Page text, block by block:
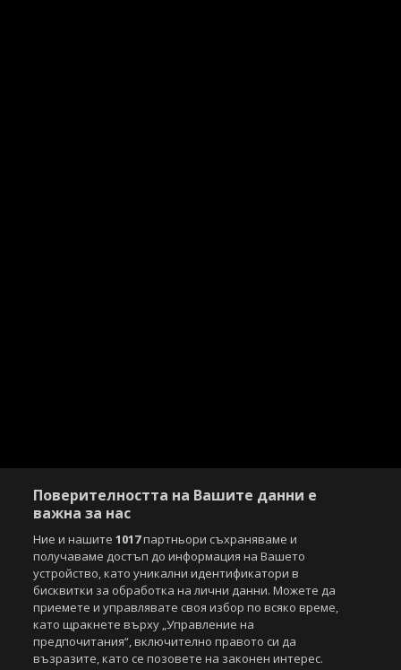
Поверителността на Вашите данни е
важна за нас
Ние и нашите1017партньори съхраняваме и
получаваме достъп до информация на Вашето
устройство, като уникални идентификатори в
бисквитки за обработка на лични данни. Можете да
приемете и управлявате своя избор по всяко време,
като щракнете върху „Управление на
предпочитания“, включително правото си да
възразите, като се позовете на законен интерес.